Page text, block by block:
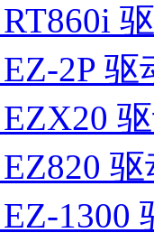
2P 驱
1300